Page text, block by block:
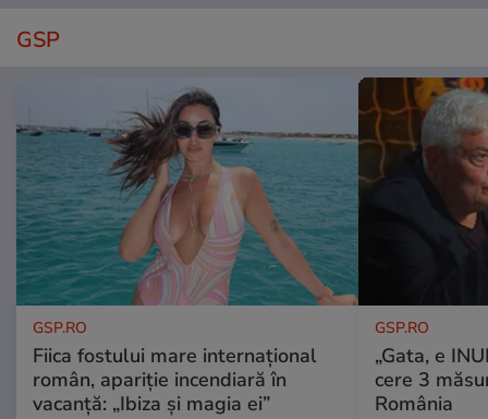
GSP
GSP.RO
Fiica fostului mare internațional
român, apariție incendiară în
vacanță: „Ibiza și magia ei”
GSP.RO
„Gata, e
cere 3
România